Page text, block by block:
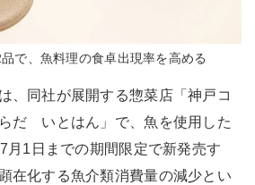
で、魚料理の食卓出現率を高める
、同社が展開する惣菜店「神戸コ
だ いとはん」で、魚を使用した
月1日までの期間限定で新発売す
在化する魚介類消費量の減少とい